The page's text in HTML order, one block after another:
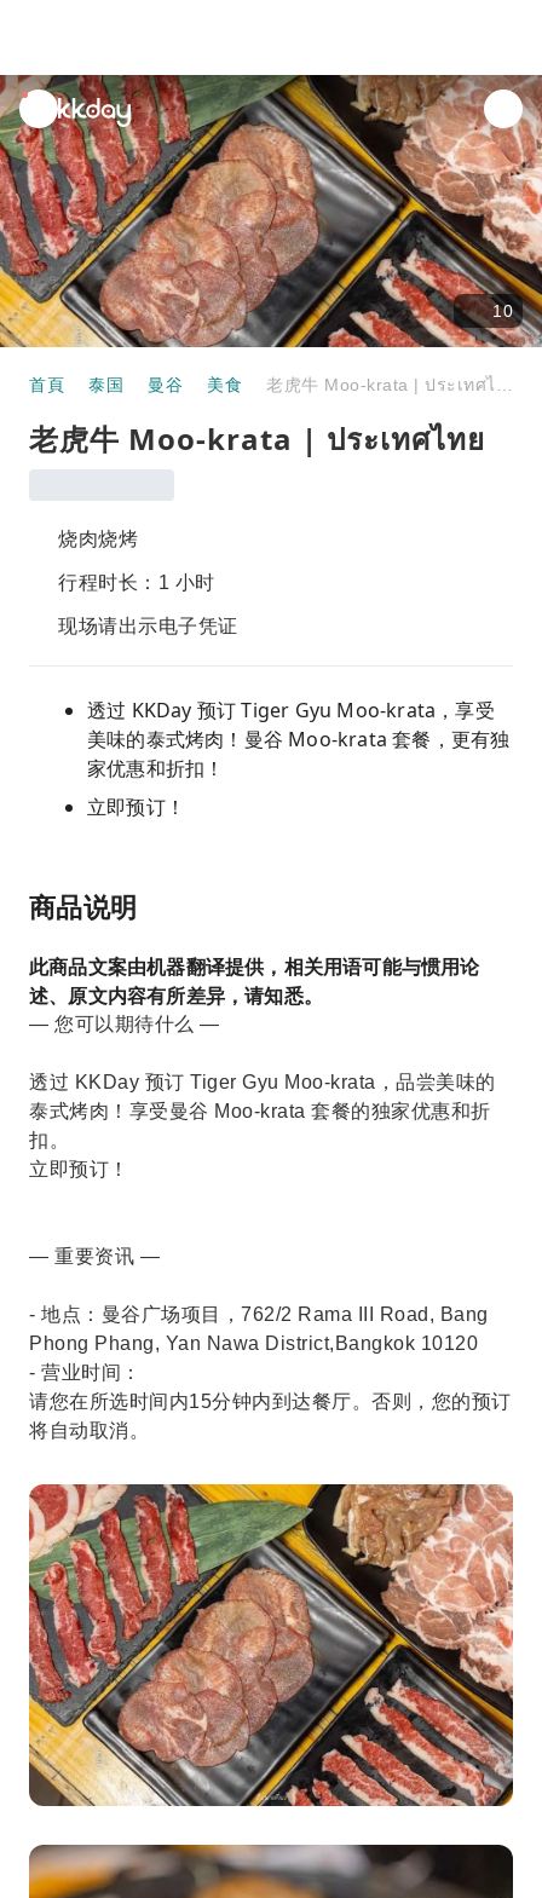
unread
notifications
10
首頁 泰国 曼谷 美食
老虎牛 Moo-krata | ประเทศไทย
烧肉烧烤
行程时长：1 小时
现场请出示电子凭证
透过 KKDay 预订 Tiger Gyu Moo-krata，享受
美味的泰式烤肉！曼谷 Moo-krata 套餐，更有独
家优惠和折扣！
立即预订！
商品说明
此商品文案由机器翻译提供，相关用语可能与惯用论
述、原文内容有所差异，请知悉。
— 您可以期待什么 —
透过 KKDay 预订 Tiger Gyu Moo-krata，品尝美味的
泰式烤肉！享受曼谷 Moo-krata 套餐的独家优惠和折
扣。
立即预订！
— 重要资讯 —
- 地点：曼谷广场项目，762/2 Rama III Road, Bang
Phong Phang, Yan Nawa District,Bangkok 10120
- 营业时间：
请您在所选时间内15分钟内到达餐厅。否则，您的预订
将自动取消。